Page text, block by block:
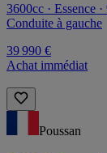
3600cc · Essence
Conduite à gauche
39 990 €
Achat immédiat
Poussan